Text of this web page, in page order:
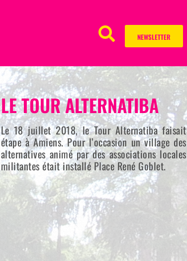
NEWSLETTER
LE TOUR ALTERNATIBA
Le 18 juillet 2018, le Tour Alternatiba faisait
étape à Amiens. Pour l’occasion un village des
alternatives animé par des associations locales
militantes était installé Place René Goblet.